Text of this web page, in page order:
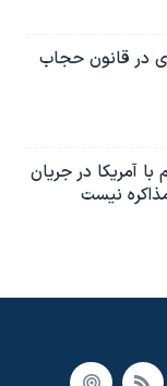
در قانون حجاب
آمریکا در جریان
نیست